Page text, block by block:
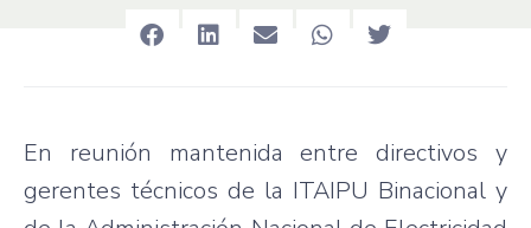
En reunión mantenida entre directivos y
gerentes técnicos de la ITAIPU Binacional y